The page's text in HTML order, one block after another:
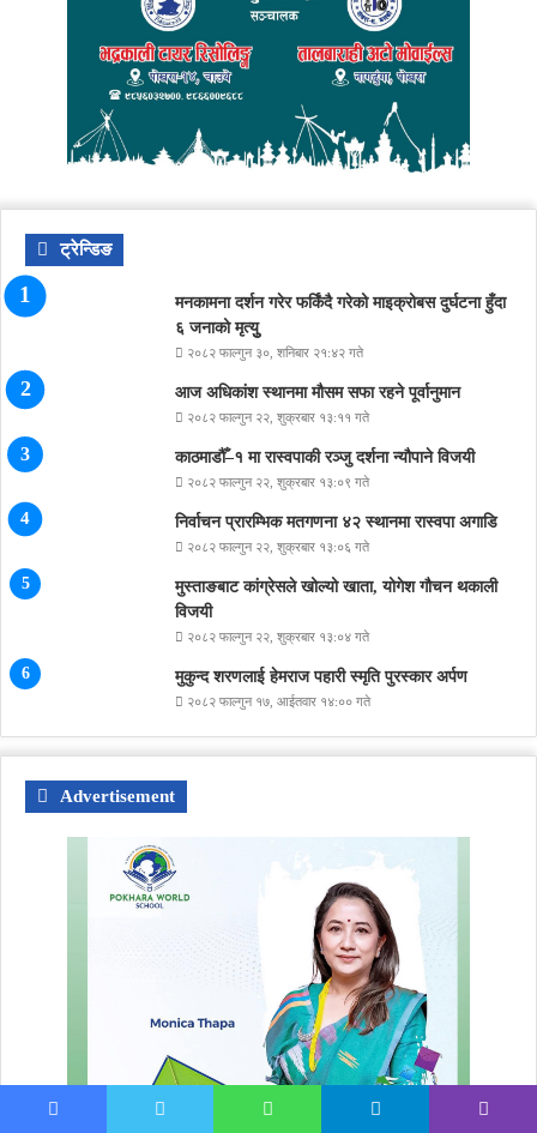
ट्रेन्डिङ
मनकामना दर्शन गरेर फर्किंदै गरेको माइक्रोबस दुर्घटना हुँदा
६ जनाको मृत्युु
२०८२ फाल्गुन ३०, शनिबार २१:४२ गते
आज अधिकांश स्थानमा मौसम सफा रहने पूर्वानुमान
२०८२ फाल्गुन २२, शुक्रबार १३:११ गते
काठमाडौँ–१ मा रास्वपाकी रञ्जु दर्शना न्यौपाने विजयी
२०८२ फाल्गुन २२, शुक्रबार १३:०९ गते
निर्वाचन प्रारम्भिक मतगणना ४२ स्थानमा रास्वपा अगाडि
२०८२ फाल्गुन २२, शुक्रबार १३:०६ गते
मुस्ताङबाट कांग्रेसले खोल्यो खाता, योगेश गौचन थकाली
विजयी
२०८२ फाल्गुन २२, शुक्रबार १३:०४ गते
मुकुन्द शरणलाई हेमराज पहारी स्मृति पुरस्कार अर्पण
२०८२ फाल्गुन १७, आईतवार १४:०० गते
Advertisement